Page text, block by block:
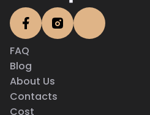
FAQ
Blog
About Us
Contacts
Cost